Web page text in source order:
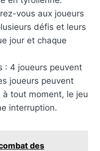
vous aux joueurs
défis et leurs
jour et chaque
: 4 joueurs peuvent
joueurs peuvent
tout moment, le jeu
interruption.
des